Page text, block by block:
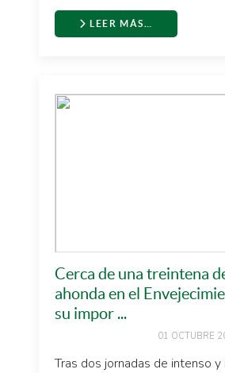
LEER MÁS…
Cerca de una treintena
ahonda en el
su impor ...
01 OCTUBRE
Tras dos jornadas de intenso